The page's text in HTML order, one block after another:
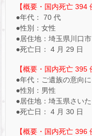
【概要・国内死亡 394
●年代： 70 代
●性別：女性
●居住地：埼玉県川口市
●死亡日： 4 月 29 日
【概要・国内死亡 395
●年代：ご遺族の意向
●性別：男性
●居住地：埼玉県さい
●死亡日： 4 月 30 日
【概要・国内死亡 396